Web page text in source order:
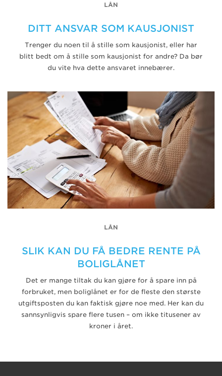
LÅN
DITT ANSVAR SOM KAUSJONIST
Trenger du noen til å stille som kausjonist, eller har
blitt bedt om å stille som kausjonist for andre? Da bør
du vite hva dette ansvaret innebærer.
LÅN
SLIK KAN DU FÅ BEDRE RENTE PÅ
BOLIGLÅNET
Det er mange tiltak du kan gjøre for å spare inn på
forbruket, men boliglånet er for de fleste den største
utgiftsposten du kan faktisk gjøre noe med. Her kan du
sannsynligvis spare flere tusen – om ikke titusener av
kroner i året.